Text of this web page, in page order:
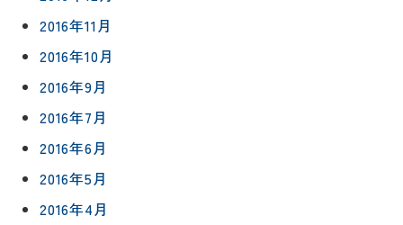
2016年11月
2016年10月
2016年9月
2016年7月
2016年6月
2016年5月
2016年4月